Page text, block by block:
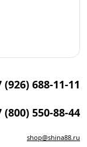
(926) 688-11-11
(800) 550-88-44
shop@shina88.ru